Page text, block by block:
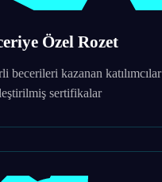
Özel Rozet
becerileri kazanan
sertifikalar